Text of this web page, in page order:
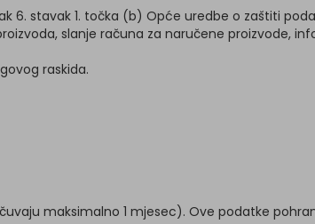
6. stavak 1. točka (b) Opće uredbe o zaštiti
slanje računa za naručene proizvode,
raskida.
maksimalno 1 mjesec). Ove podatke